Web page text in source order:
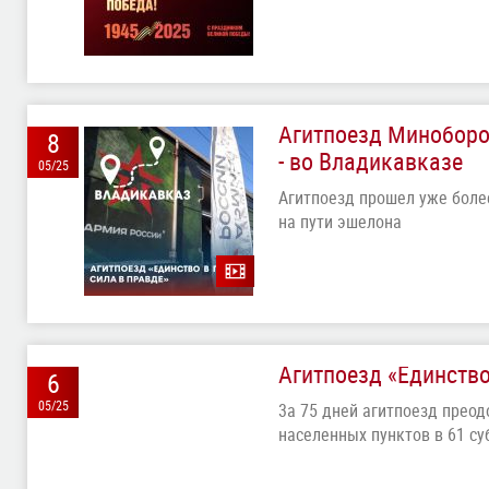
8
05/25
Агитпоезд
- во Владикавказе
Агитпоезд прошел уже
на пути эшелона
6
05/25
Агитпоезд
3а 75 дней агитпоезд
населенных пунктов в 61